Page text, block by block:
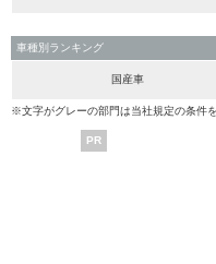
車種別ランキング
国産車
※文字がグレーの部門は当社規定の条件
PR